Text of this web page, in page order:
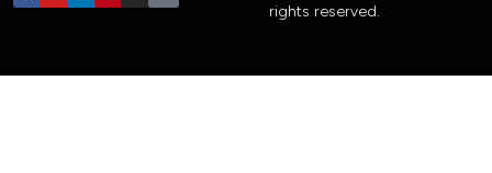
rights reserved.